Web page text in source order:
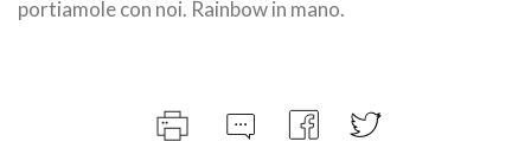
portiamole con noi. Rainbow in mano.